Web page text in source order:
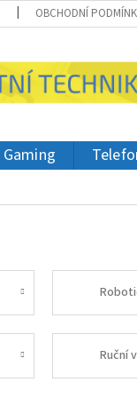
OBCHODNÍ
Gaming
Ruční